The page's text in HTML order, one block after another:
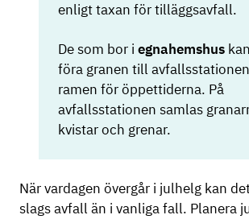
enligt taxan för tilläggsavfall.
De som bor i egnahemshus
föra granen till
ramen för öppettiderna. På
avfallsstationen samlas
kvistar och grenar.
När vardagen övergår i julhelg kan
slags avfall än i vanliga fall. Planera